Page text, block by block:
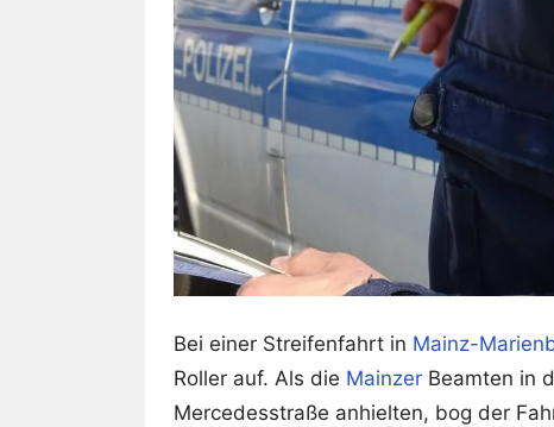
Bei einer Streifenfahrt in Mainz-
Roller auf. Als die Mainzer Beamten in
Mercedesstraße anhielten, bog der